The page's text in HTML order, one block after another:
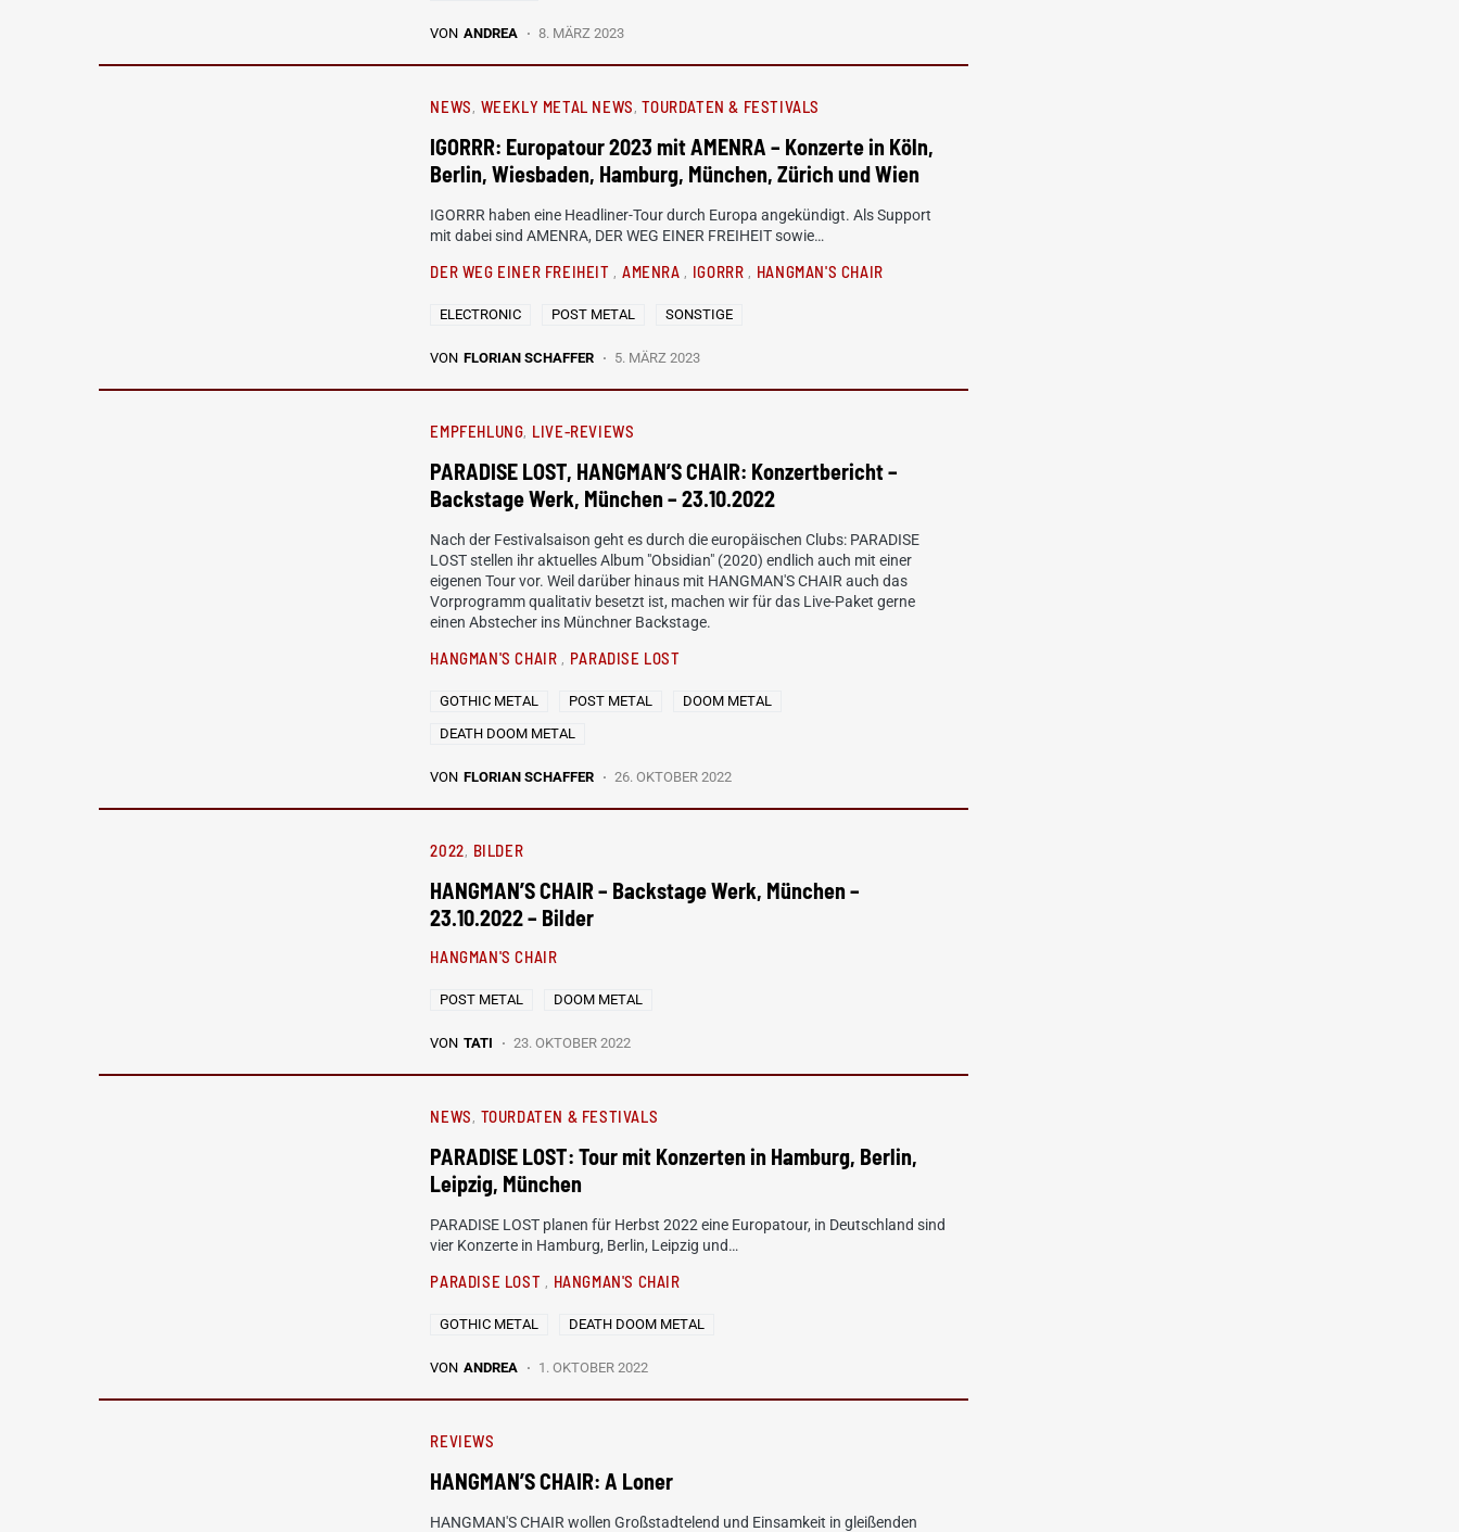
VON ANDREA 8. MÄRZ 2023
NEWS WEEKLY METAL NEWS TOURDATEN & FESTIVALS
IGORRR: Europatour 2023 mit AMENRA – Konzerte in Köln,
Berlin, Wiesbaden, Hamburg, München, Zürich und Wien
IGORRR haben eine Headliner-Tour durch Europa angekündigt. Als Support
mit dabei sind AMENRA, DER WEG EINER FREIHEIT sowie…
DER WEG EINER FREIHEIT AMENRA IGORRR HANGMAN'S CHAIR
ELECTRONIC POST METAL SONSTIGE
VON FLORIAN SCHAFFER 5. MÄRZ 2023
EMPFEHLUNG LIVE-REVIEWS
PARADISE LOST, HANGMAN’S CHAIR: Konzertbericht –
Backstage Werk, München – 23.10.2022
Nach der Festivalsaison geht es durch die europäischen Clubs: PARADISE
LOST stellen ihr aktuelles Album "Obsidian" (2020) endlich auch mit einer
eigenen Tour vor. Weil darüber hinaus mit HANGMAN'S CHAIR auch das
Vorprogramm qualitativ besetzt ist, machen wir für das Live-Paket gerne
einen Abstecher ins Münchner Backstage.
HANGMAN'S CHAIR PARADISE LOST
GOTHIC METAL POST METAL
DOOM METAL
DEATH DOOM METAL
VON FLORIAN SCHAFFER 26. OKTOBER 2022
2022 BILDER
HANGMAN’S CHAIR – Backstage Werk, München –
23.10.2022 – Bilder
HANGMAN'S CHAIR
POST METAL DOOM METAL
VON TATI 23. OKTOBER 2022
NEWS TOURDATEN & FESTIVALS
PARADISE LOST: Tour mit Konzerten in Hamburg, Berlin,
Leipzig, München
PARADISE LOST planen für Herbst 2022 eine Europatour, in Deutschland sind
vier Konzerte in Hamburg, Berlin, Leipzig und…
PARADISE LOST HANGMAN'S CHAIR
GOTHIC METAL DEATH DOOM METAL
VON ANDREA 1. OKTOBER 2022
REVIEWS
HANGMAN’S CHAIR: A Loner
HANGMAN'S CHAIR wollen Großstadtelend und Einsamkeit in gleißenden